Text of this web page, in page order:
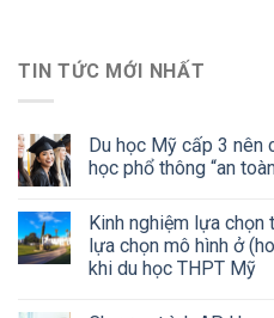
TIN TỨC MỚI NHẤT
Du học Mỹ cấp 3 nên
học phổ thông “an
Kinh nghiệm lựa
lựa chọn mô hình ở
khi du học THPT Mỹ